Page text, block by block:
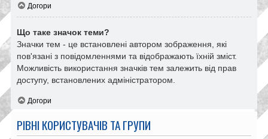
Догори
Що таке значок теми?
Значки тем - це встановлені автором зображення, які
пов'язані з повідомленнями та відображають їхній зміст.
Можливість використання значків тем залежить від прав
доступу, встановлених адміністратором.
Догори
РІВНІ КОРИСТУВАЧІВ ТА ГРУПИ